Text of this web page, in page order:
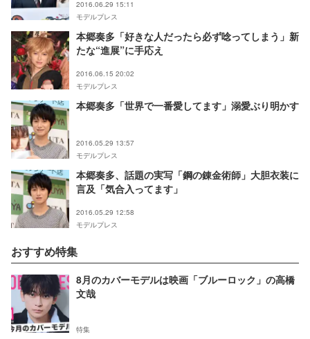
2016.06.29 15:11
モデルプレス
本郷奏多「好きな人だったら必ず唸ってしまう」新
たな“進展”に手応え
2016.06.15 20:02
モデルプレス
本郷奏多「世界で一番愛してます」溺愛ぶり明かす
2016.05.29 13:57
モデルプレス
本郷奏多、話題の実写「鋼の錬金術師」大胆衣装に
言及「気合入ってます」
2016.05.29 12:58
モデルプレス
おすすめ特集
8月のカバーモデルは映画「ブルーロック」の高橋
文哉
特集